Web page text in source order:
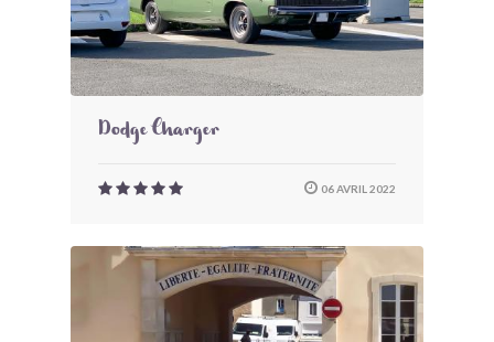
Dodge Charger
06 AVRIL 2022